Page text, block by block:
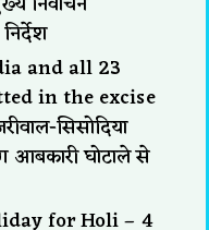
and all 23
in the excise
सिसोदिया
घोटाले से
for Holi – 4